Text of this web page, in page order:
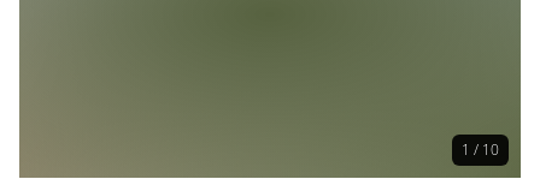
1 / 10